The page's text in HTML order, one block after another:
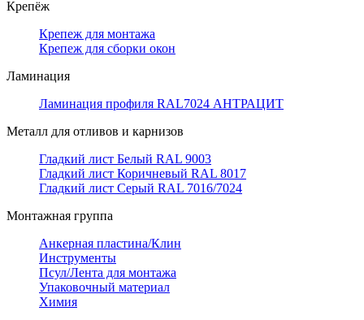
Крепёж
Крепеж для монтажа
Крепеж для сборки окон
Ламинация
Ламинация профиля RAL7024 АНТРАЦИТ
Металл для отливов и карнизов
Гладкий лист Белый RAL 9003
Гладкий лист Коричневый RAL 8017
Гладкий лист Серый RAL 7016/7024
Монтажная группа
Анкерная пластина/Клин
Инструменты
Псул/Лента для монтажа
Упаковочный материал
Химия